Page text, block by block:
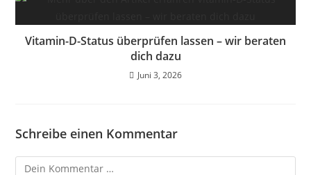
Vitamin-D-Status überprüfen lassen – wir beraten
dich dazu
Juni 3, 2026
Schreibe einen Kommentar
Kommentar